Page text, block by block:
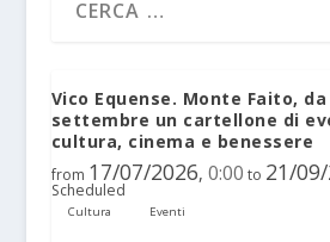
Vico Equense. Monte Faito,
settembre un cartellone di
cultura, cinema e benessere
from 17/07/2026, 0:00 to 21/
Scheduled
Cultura Eventi